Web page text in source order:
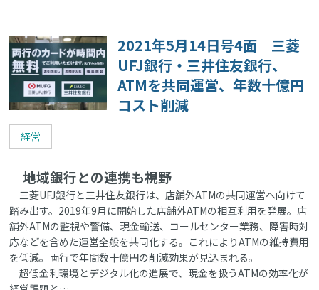
2021年5月14日号4面 三菱
UFJ銀行・三井住友銀行、
ATMを共同運営、年数十億円
コスト削減
経営
地域銀行との連携も視野
三菱UFJ銀行と三井住友銀行は、店舗外ATMの共同運営へ向けて
踏み出す。2019年9月に開始した店舗外ATMの相互利用を発展。店
舗外ATMの監視や警備、現金輸送、コールセンター業務、障害時対
応などを含めた運営全般を共同化する。これによりATMの維持費用
を低減。両行で年間数十億円の削減効果が見込まれる。
超低金利環境とデジタル化の進展で、現金を扱うATMの効率化が